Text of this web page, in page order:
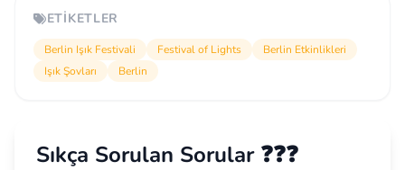
ETIKETLER
Berlin Işık Festivali Festival of Lights
Berlin Etkinlikleri
Işık Şovları
Berlin
Sıkça Sorulan Sorular ❓❓❓